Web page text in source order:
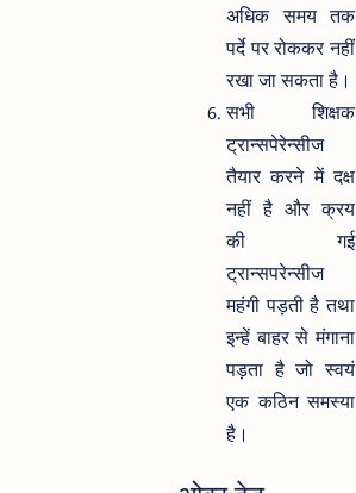
अधिक समय तक
पर्दे पर रोककर नहीं
रखा जा सकता है।
सभी शिक्षक
ट्रान्सपेरेन्सीज
तैयार करने में दक्ष
नहीं है और क्रय
की गई
ट्रान्सपरेन्सीज
महंगी पड़ती है तथा
इन्हें बाहर से मंगाना
पड़ता है जो स्वयं
एक कठिन समस्या
है।